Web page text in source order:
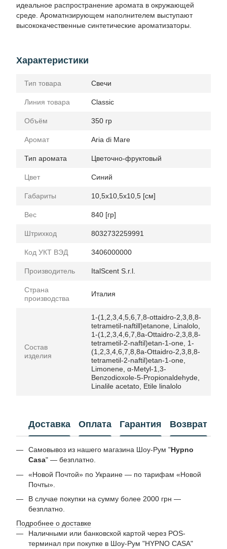
идеальное распространение аромата в окружающей
среде. Ароматнзирующем наполнителем выступают
высококачественные синтетические ароматизаторы.
Характеристики
Тип товара Свечи
Линия товара Classic
Объём 350 гр
Аромат Aria di Mare
Тип аромата Цветочно-фруктовый
Цвет Синий
Габариты 10,5x10,5x10,5 [см]
Вес 840 [гр]
Штрихкод 8032732259991
Код УКТ ВЭД 3406000000
Производитель ItalScent S.r.l.
Страна
производства
Италия
Состав
изделия
1-(1,2,3,4,5,6,7,8-ottaidro-2,3,8,8-
tetrametil-naftill)etanone, Linalolo,
1-(1,2,3,4,6,7,8a-Ottaidro-2,3,8,8-
tetrametil-2-naftil)etan-1-one, 1-
(1,2,3,4,6,7,8,8a-Ottaidro-2,3,8,8-
tetrametil-2-naftil)etan-1-one,
Limonene, α-Metyl-1,3-
Benzodioxole-5-Propionaldehyde,
Linalile acetato, Etile linalolo
Доставка Оплата Гарантия Возврат
Самовывоз из нашего магазина Шоу-Рум "Hypno
Casa" — безплатно.
«Новой Почтой» по Украине — по тарифам «Новой
Почты».
В случае покупки на сумму более 2000 грн —
безплатно.
Подробнее о доставке
Наличными или банковской картой через POS-
терминал при покупке в Шоу-Рум "HYPNO CASA"